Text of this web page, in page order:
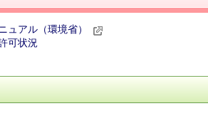
ュアル（環境省）
可状況